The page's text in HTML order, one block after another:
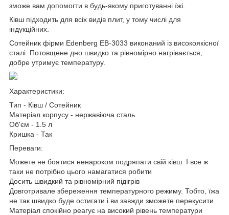
зможе вам допомогти в будь-якому приготуванні їжі.
Ківш підходить для всіх видів плит, у тому числі для
індукційних.
Сотейник фірми Edenberg EB-3033 виконаний із високоякісної
сталі. Потовщене дно швидко та рівномірно нагрівається,
добре утримує температуру.
Характеристики:
Тип - Ківш / Сотейник
Матеріал корпусу - нержавіюча сталь
Об'єм - 1.5 л
Кришка - Так
Переваги:
Можете не боятися ненароком подряпати свій ківш. І все ж
таки не потрібно цього намагатися робити
Досить швидкий та рівномірний підігрів
Довготривале збереження температурного режиму. Тобто, їжа
не так швидко буде остигати і ви завжди зможете перекусити
Матеріал спокійно реагує на високий рівень температури